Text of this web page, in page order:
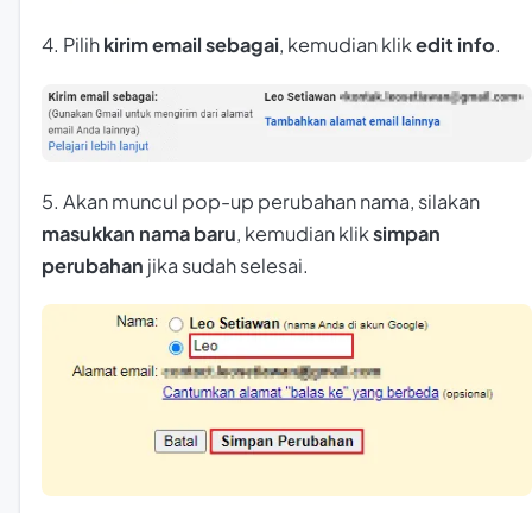
4. Pilihkirim email sebagai, kemudian klikedit info.
5. Akan muncul pop-up perubahan nama, silakan
masukkan nama baru, kemudian kliksimpan
perubahan jika sudah selesai.